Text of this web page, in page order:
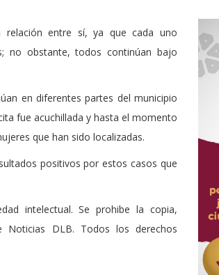
relación entre sí, ya que cada uno
no obstante, todos continúan bajo
en diferentes partes del municipio
fue acuchillada y hasta el momento
que han sido localizadas.
positivos por estos casos que
intelectual. Se prohibe la copia,
DLB. Todos los derechos